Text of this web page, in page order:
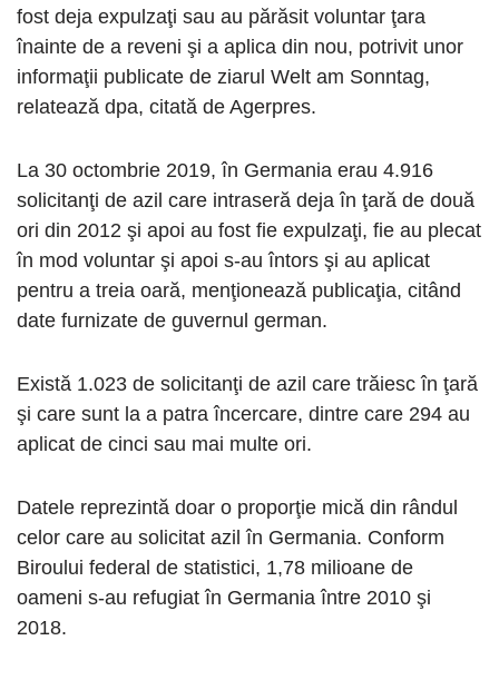
fost deja expulzaţi sau au părăsit voluntar ţara
înainte de a reveni şi a aplica din nou, potrivit unor
informaţii publicate de ziarul Welt am Sonntag,
relatează dpa, citată de Agerpres.
La 30 octombrie 2019, în Germania erau 4.916
solicitanţi de azil care intraseră deja în ţară de două
ori din 2012 şi apoi au fost fie expulzaţi, fie au plecat
în mod voluntar şi apoi s-au întors şi au aplicat
pentru a treia oară, menţionează publicaţia, citând
date furnizate de guvernul german.
Există 1.023 de solicitanţi de azil care trăiesc în ţară
şi care sunt la a patra încercare, dintre care 294 au
aplicat de cinci sau mai multe ori.
Datele reprezintă doar o proporţie mică din rândul
celor care au solicitat azil în Germania. Conform
Biroului federal de statistici, 1,78 milioane de
oameni s-au refugiat în Germania între 2010 şi
2018.